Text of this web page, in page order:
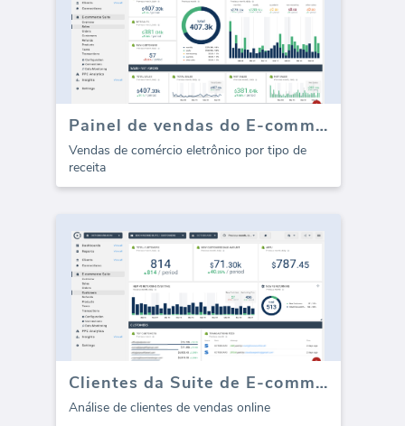
Painel de vendas do E-commerce Suite
Vendas de comércio eletrônico por tipo de
receita
Clientes da Suite de E-commerce
Análise de clientes de vendas online